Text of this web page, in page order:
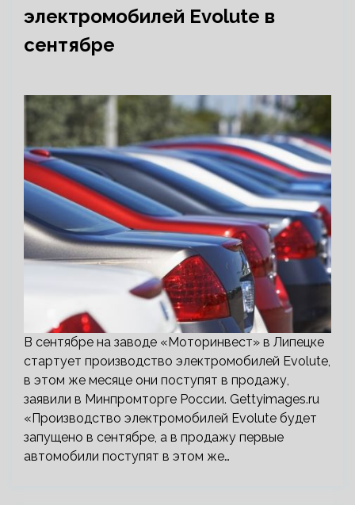
электромобилей Evolute в
сентябре
В сентябре на заводе «Моторинвест» в Липецке
стартует производство электромобилей Evolute,
в этом же месяце они поступят в продажу,
заявили в Минпромторге России. Gettyimages.ru
«Производство электромобилей Evolute будет
запущено в сентябре, а в продажу первые
автомобили поступят в этом же…